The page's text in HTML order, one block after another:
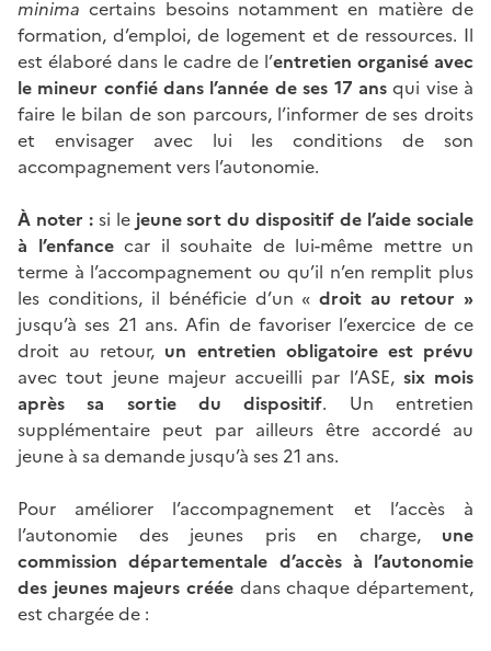
minima certains besoins notamment en matière de
formation, d’emploi, de logement et de ressources. Il
est élaboré dans le cadre de l’entretien organisé avec
le mineur confié dans l’année de ses 17 ansqui vise à
faire le bilan de son parcours, l’informer de ses droits
et envisager avec lui les conditions de son
accompagnement vers l’autonomie.
À noter :si le jeune sort du dispositif de l’aide sociale
à l’enfancecar il souhaite de lui-même mettre un
terme à l’accompagnement ou qu’il n’en remplit plus
les conditions, il bénéficie d’un «droit au retour »
jusqu’à ses 21 ans. Afin de favoriser l’exercice de ce
droit au retour, un entretien obligatoire est prévu
avec tout jeune majeur accueilli par l’ASE, six mois
après sa sortie du dispositif. Un entretien
supplémentaire peut par ailleurs être accordé au
jeune à sa demande jusqu’à ses 21 ans.
Pour améliorer l’accompagnement et l’accès à
l’autonomie des jeunes pris en charge, une
commission départementale d’accès à l’autonomie
des jeunes majeurs créée dans chaque département,
est chargée de :